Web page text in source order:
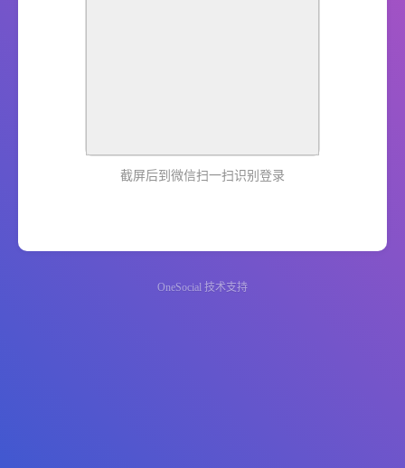
截屏后到微信扫一扫识别登录
OneSocial 技术支持